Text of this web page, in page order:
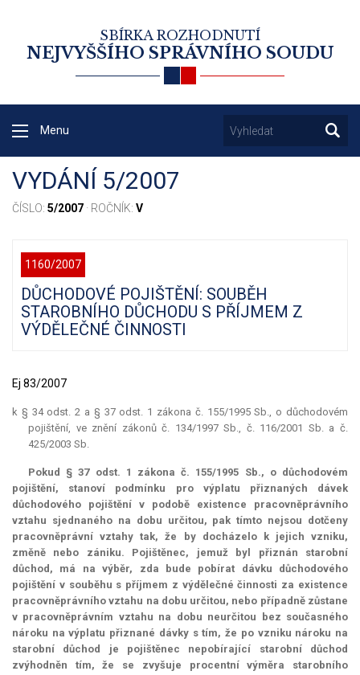
SBÍRKA ROZHODNUTÍ
NEJVYŠŠÍHO SPRÁVNÍHO SOUDU
Menu
VYDÁNÍ 5/2007
ČÍSLO: 5/2007 · ROČNÍK: V
1160/2007
DŮCHODOVÉ POJIŠTĚNÍ: SOUBĚH
STAROBNÍHO DŮCHODU S PŘÍJMEM Z
VÝDĚLEČNÉ ČINNOSTI
Ej 83/2007
k § 34 odst. 2 a § 37 odst. 1 zákona č. 155/1995 Sb., o důchodovém
pojištění, ve znění zákonů č. 134/1997 Sb., č. 116/2001 Sb. a č.
425/2003 Sb.
Pokud § 37 odst. 1 zákona č. 155/1995 Sb., o důchodovém
pojištění, stanoví podmínku pro výplatu přiznaných dávek
důchodového pojištění v podobě existence pracovněprávního
vztahu sjednaného na dobu určitou, pak tímto nejsou dotčeny
pracovněprávní vztahy tak, že by docházelo k jejich vzniku,
změně nebo zániku. Pojištěnec, jemuž byl přiznán starobní
důchod, má na výběr, zda bude pobírat dávku důchodového
pojištění v souběhu s příjmem z výdělečné činnosti za existence
pracovněprávního vztahu na dobu určitou, nebo případně zůstane
v pracovněprávním vztahu na dobu neurčitou bez současného
nároku na výplatu přiznané dávky s tím, že po vzniku nároku na
starobní důchod je pojištěnec nepobírající starobní důchod
zvýhodněn tím, že se zvyšuje procentní výměra starobního